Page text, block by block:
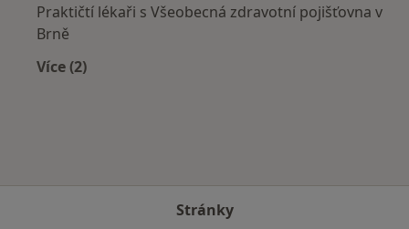
Praktičtí lékaři s Všeobecná zdravotní pojišťovna v
Brně
Více (2)
Stránky